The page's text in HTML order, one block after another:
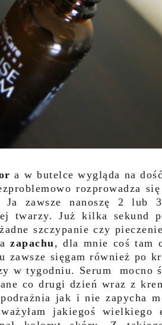
a w butelce wygląda na
rozprowadza
Ja zawsze nanoszę 2 lub
twarzy. Już kilka sekund
szczypanie czy
zapachu, dla mnie coś tam
zawsze sięgam również po
w tygodniu. Serum mocno
co drugi dzień wraz z
jak i nie zapycha
jakiegoś